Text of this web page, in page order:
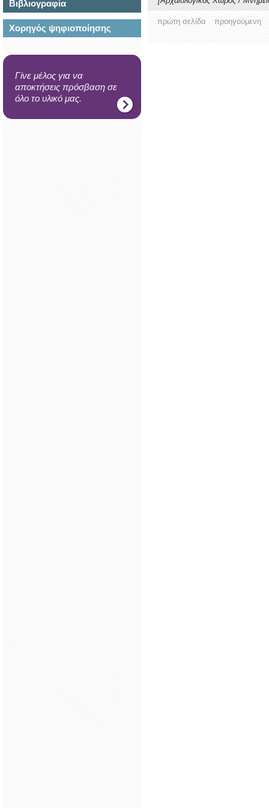
Βιβλιογραφία
Χορηγός ψηφιοποίησης
Γίνε μέλος για να
αποκτήσεις πρόσβαση σε
όλο το υλικό μας.
πρώτη σελίδα προηγούμενη